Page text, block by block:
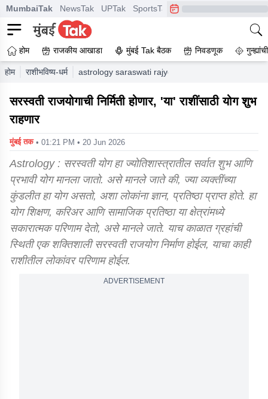
MumbaiTak NewsTak UPTak SportsTak CrimeTak
होम राजकीय आखाडा मुंबई Tak बैठक निवडणूक
होम राशीभविष्य-धर्म astrology saraswati rajyoga is set to form this
सरस्वती राजयोगाची निर्मिती होणार, 'या' राशींसाठी योग शुभ
राहणार
मुंबई तक • 01:21 PM • 20 Jun 2026
Astrology : सरस्वती योग हा ज्योतिशास्त्रातील सर्वात शुभ आणि
प्रभावी योग मानला जातो. असे मानले जाते की, ज्या व्यक्तींच्या
कुंडलीत हा योग असतो, अशा लोकांना ज्ञान, प्रतिष्ठा प्राप्त होते. हा
योग शिक्षण, करिअर आणि सामाजिक प्रतिष्ठा या क्षेत्रांमध्ये
सकारात्मक परिणाम देतो, असे मानले जाते. याच काळात ग्रहांची
स्थिती एक शक्तिशाली सरस्वती राजयोग निर्माण होईल, याचा काही
राशीतील लोकांवर परिणाम होईल.
ADVERTISEMENT